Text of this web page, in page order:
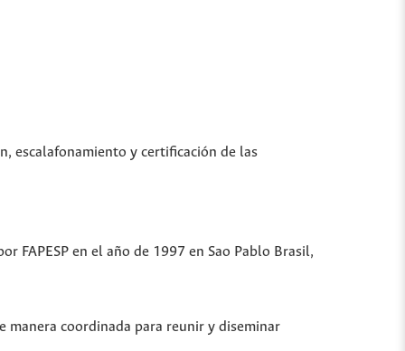
escalafonamiento y certificación de las
FAPESP en el año de 1997 en Sao Pablo Brasil,
manera coordinada para reunir y diseminar